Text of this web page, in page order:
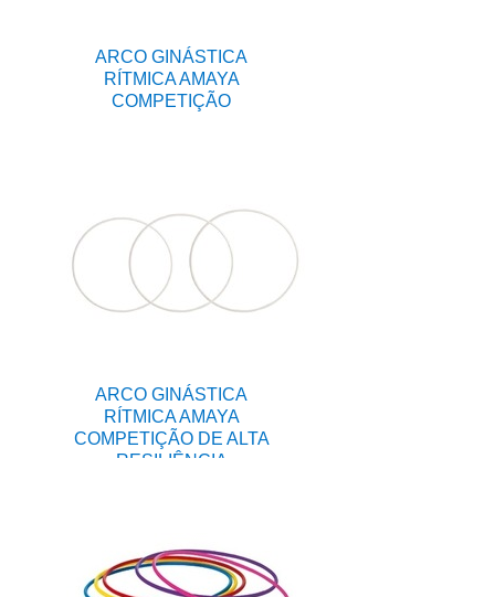
ARCO GINÁSTICA
RÍTMICA AMAYA
COMPETIÇÃO
ARCO GINÁSTICA
RÍTMICA AMAYA
COMPETIÇÃO DE ALTA
RESILIÊNCIA